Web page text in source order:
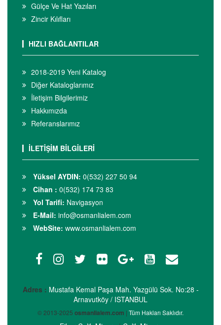
Gülçe Ve Hat Yazıları
Zincir Kılıfları
HIZLI BAĞLANTILAR
2018-2019 Yeni Katalog
Diğer Kataloglarımız
İletişim Bilgilerimiz
Hakkımızda
Referanslarımız
İLETİŞİM BİLGİLERİ
Yüksel AYDIN: 0(532) 227 50 94
Cihan : 0(532) 174 73 83
Yol Tarifi: Navigasyon
E-Mail: info@osmanlialem.com
WebSite: www.osmanlialem.com
Adres : Mustafa Kemal Paşa Mah. Yazgülü Sok. No:28 -
Arnavutköy / ISTANBUL
© 2013-2025 osmanlialem.com | Tüm Hakları Saklıdır.